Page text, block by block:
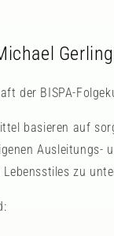
Gerling
der BISPA-
basieren auf
Ausleitungs-
zu